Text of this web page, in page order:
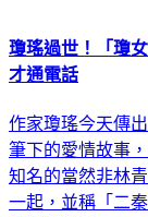
瓊瑤過世！「瓊
才通電話
作家瓊瑤今天傳
筆下的愛情故事
知名的當然非林
一起，並稱「二